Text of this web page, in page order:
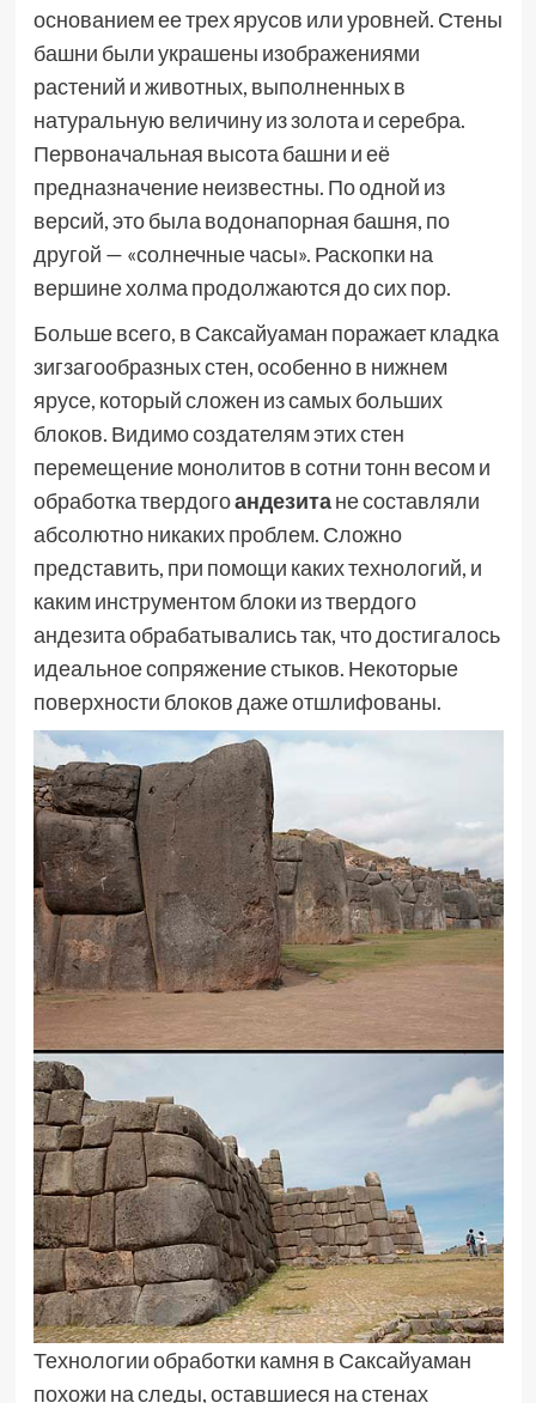
основанием ее трех ярусов или уровней. Стены
башни были украшены изображениями
растений и животных, выполненных в
натуральную величину из золота и серебра.
Первоначальная высота башни и её
предназначение неизвестны. По одной из
версий, это была водонапорная башня, по
другой — «солнечные часы». Раскопки на
вершине холма продолжаются до сих пор.
Больше всего, в Саксайуаман поражает кладка
зигзагообразных стен, особенно в нижнем
ярусе, который сложен из самых больших
блоков. Видимо создателям этих стен
перемещение монолитов в сотни тонн весом и
обработка твердогоандезитане составляли
абсолютно никаких проблем. Сложно
представить, при помощи каких технологий, и
каким инструментом блоки из твердого
андезита обрабатывались так, что достигалось
идеальное сопряжение стыков. Некоторые
поверхности блоков даже отшлифованы.
Технологии обработки камня в Саксайуаман
похожи на следы, оставшиеся на стенах